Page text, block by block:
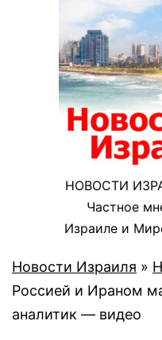
НОВОСТИ
Частное
Израиле и
Новости Израиля »
Россией и Ираном
аналитик — видео